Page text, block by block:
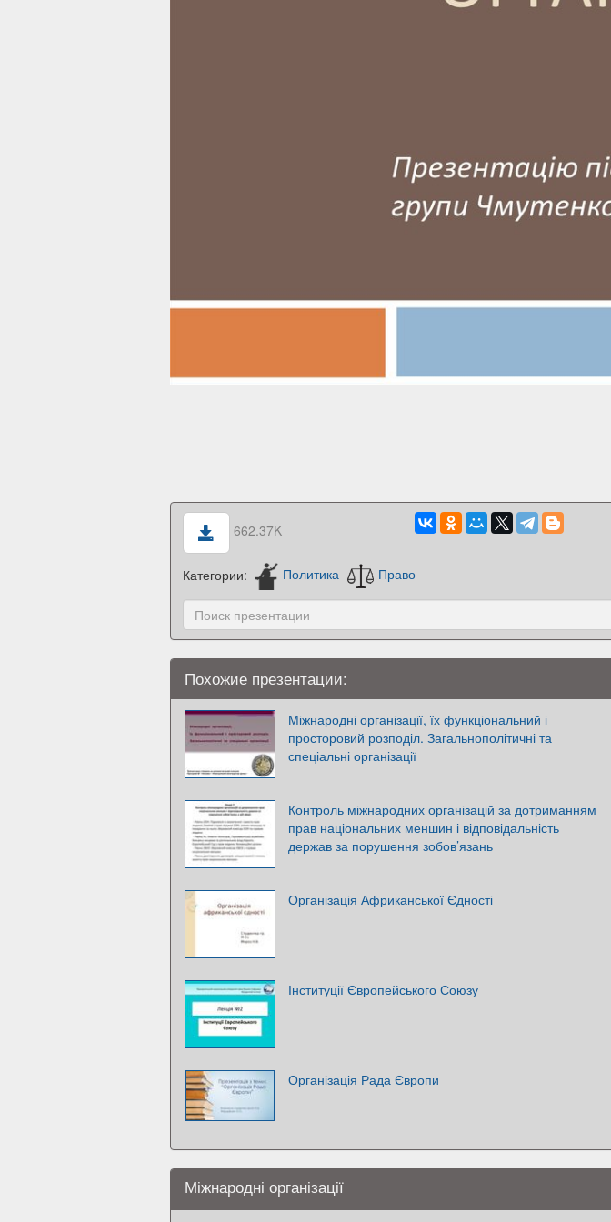
662.37K
Категории: Политика Право
Похожие презентации:
Міжнародні організації, їх функціональний і
просторовий розподіл. Загальнополітичні та
спеціальні організації
Контроль міжнародних організацій за дотриманням
прав національних меншин і відповідальність
держав за порушення зобов’язань
Організація Африканської Єдності
Інституції Європейського Союзу
Організація Рада Європи
Міжнародні організації